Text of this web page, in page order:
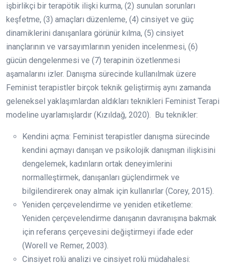
işbirlikçi bir terapötik ilişki kurma, (2) sunulan sorunları
keşfetme, (3) amaçları düzenleme, (4) cinsiyet ve güç
dinamiklerini danışanlara görünür kılma, (5) cinsiyet
inançlarının ve varsayımlarının yeniden incelenmesi, (6)
gücün dengelenmesi ve (7) terapinin özetlenmesi
aşamalarını izler. Danışma sürecinde kullanılmak üzere
Feminist terapistler birçok teknik geliştirmiş aynı zamanda
geleneksel yaklaşımlardan aldıkları teknikleri Feminist Terapi
modeline uyarlamışlardır (Kızıldağ, 2020). Bu teknikler:
Kendini açma: Feminist terapistler danışma sürecinde
kendini açmayı danışan ve psikolojik danışman ilişkisini
dengelemek, kadınların ortak deneyimlerini
normalleştirmek, danışanları güçlendirmek ve
bilgilendirerek onay almak için kullanırlar (Corey, 2015).
Yeniden çerçevelendirme ve yeniden etiketleme:
Yeniden çerçevelendirme danışanın davranışına bakmak
için referans çerçevesini değiştirmeyi ifade eder
(Worell ve Remer, 2003).
Cinsiyet rolü analizi ve cinsiyet rolü müdahalesi: